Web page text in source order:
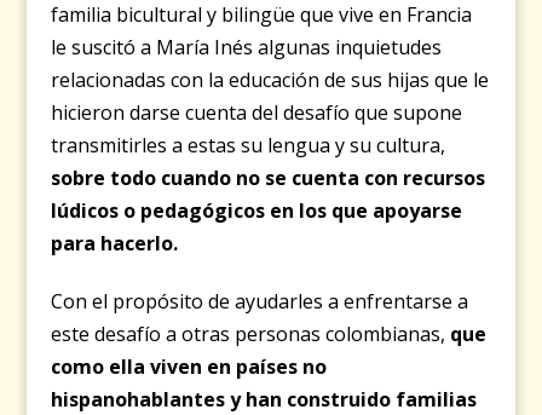
familia bicultural y bilingüe que vive en Francia
le suscitó a María Inés algunas inquietudes
relacionadas con la educación de sus hijas que le
hicieron darse cuenta del desafío que supone
transmitirles a estas su lengua y su cultura,
sobre todo cuando no se cuenta con recursos
lúdicos o pedagógicos en los que apoyarse
para hacerlo.
Con el propósito de ayudarles a enfrentarse a
este desafío a otras personas colombianas, que
como ella viven en países no
hispanohablantes y han construido familias